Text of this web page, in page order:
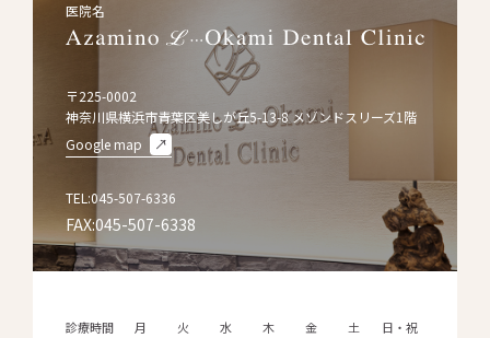
医院名
〒225-0002
神奈川県横浜市青葉区美しが丘5-13-8 メゾンドスリーズ1階
Google map
TEL:045-507-6336
FAX:045-507-6338
診療時間 月 火 水 木 金 土 日・祝